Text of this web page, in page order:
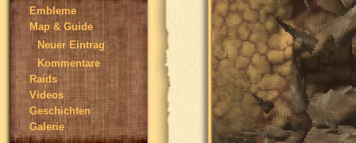
Embleme
Map & Guide
Neuer Eintrag
Kommentare
Raids
Videos
Geschichten
Galerie